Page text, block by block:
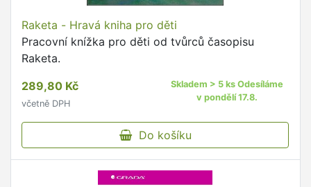
Raketa - Hravá kniha pro děti
Pracovní knížka pro děti od tvůrců časopisu
Raketa.
289,80 Kč
včetně DPH
Skladem > 5 ks Odesíláme
v pondělí 17.8.
Do košíku